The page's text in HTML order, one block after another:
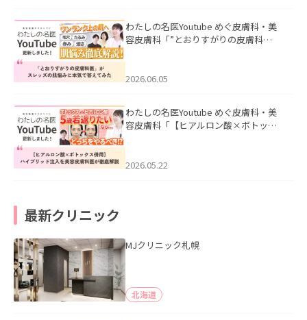
わたしの名医Youtube めぐ皮膚科・美
容皮膚科「”とおりすがりの皮膚科
2026.06.05
わたしの名医Youtube めぐ皮膚科・美
容皮膚科「【ヒアルロン酸×ボトック
た。
2026.05.22
最新クリニック
MJクリニック札幌
北海道